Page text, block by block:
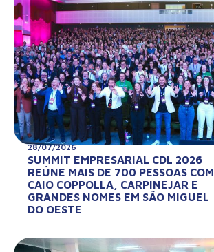
28/07/2026
SUMMIT EMPRESARIAL CDL 2026
REÚNE MAIS DE 700 PESSOAS COM
CAIO COPPOLLA, CARPINEJAR E
GRANDES NOMES EM SÃO MIGUEL
DO OESTE